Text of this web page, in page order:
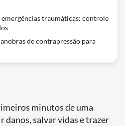
traumáticas: controle
de contrapressão para
minutos de uma
danos, salvar vidas e trazer